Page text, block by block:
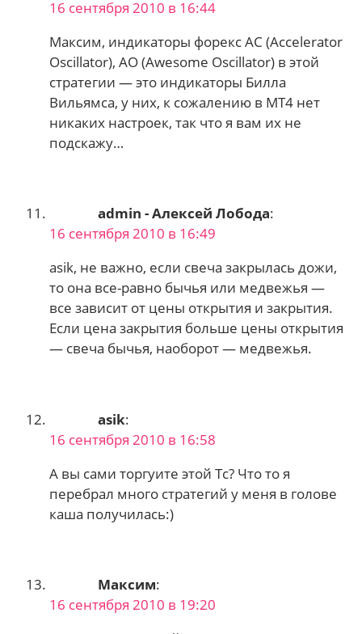
16 сентября 2010 в 16:44
Максим, индикаторы форекс AC (Accelerator
Oscillator), AO (Awesome Oscillator) в этой
стратегии — это индикаторы Билла
Вильямса, у них, к сожалению в MT4 нет
никаких настроек, так что я вам их не
подскажу…
admin - Алексей Лобода:
16 сентября 2010 в 16:49
asik, не важно, если свеча закрылась дожи,
то она все-равно бычья или медвежья —
все зависит от цены открытия и закрытия.
Если цена закрытия больше цены открытия
— свеча бычья, наоборот — медвежья.
asik:
16 сентября 2010 в 16:58
А вы сами торгуите этой Тс? Что то я
перебрал много стратегий у меня в голове
каша получилась:)
Максим:
16 сентября 2010 в 19:20